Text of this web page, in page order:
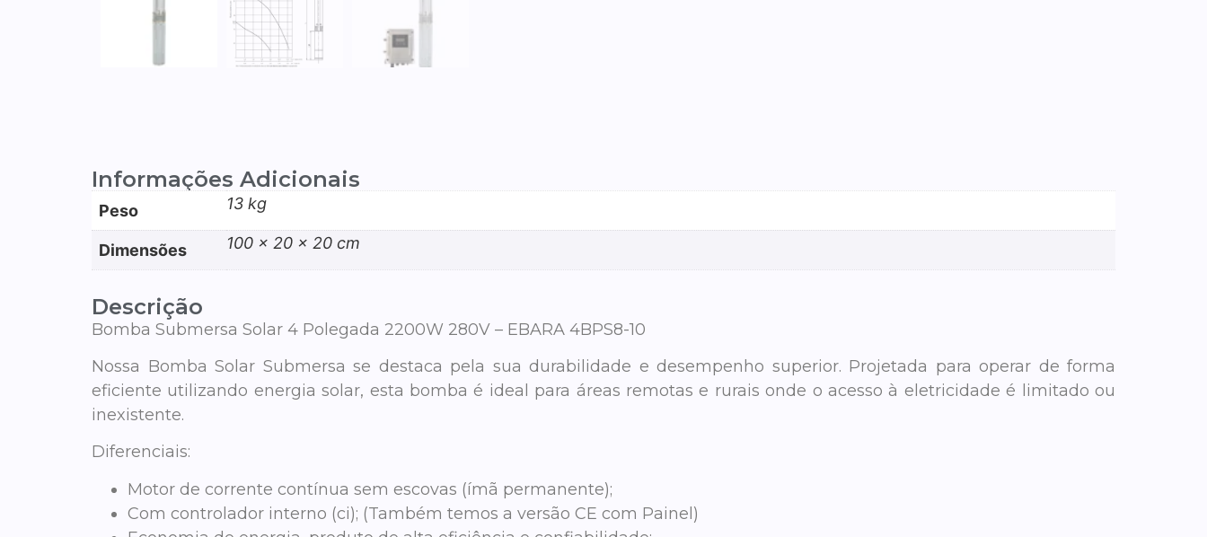
Informações Adicionais
Peso 13 kg
Dimensões 100 × 20 × 20 cm
Descrição
Bomba Submersa Solar 4 Polegada 2200W 280V – EBARA 4BPS8-10
Nossa Bomba Solar Submersa se destaca pela sua durabilidade e desempenho superior. Projetada para operar de forma
eficiente utilizando energia solar, esta bomba é ideal para áreas remotas e rurais onde o acesso à eletricidade é limitado ou
inexistente.
Diferenciais:
Motor de corrente contínua sem escovas (ímã permanente);
Com controlador interno (ci); (Também temos a versão CE com Painel)